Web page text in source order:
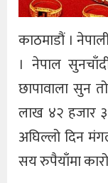
काठमाडौं ।
। नेपाल
छापावाला सुन
लाख ४२ हजार
अघिल्लो दिन
सय रुपैयाँमा